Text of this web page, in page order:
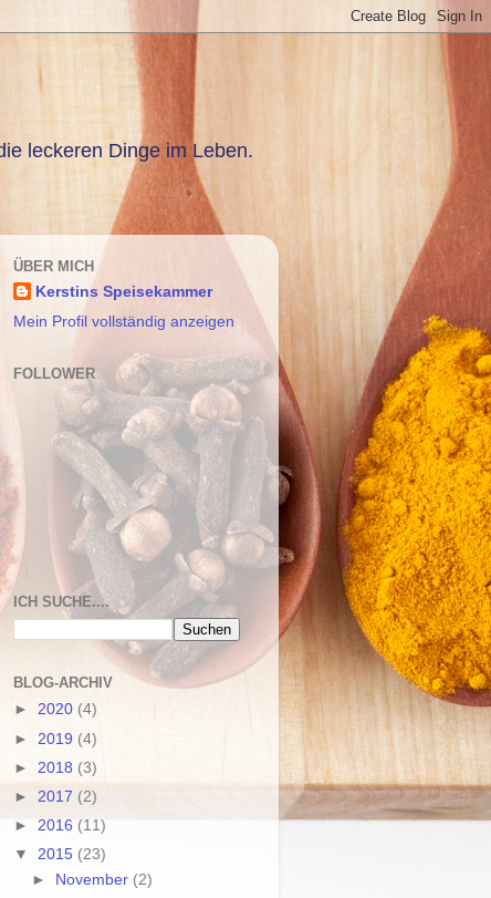
leckeren Dinge im Leben.
ÜBER MICH
Kerstins Speisekammer
Mein Profil vollständig anzeigen
FOLLOWER
ICH SUCHE....
BLOG-ARCHIV
► 2020 (4)
► 2019 (4)
► 2018 (3)
► 2017 (2)
► 2016 (11)
▼ 2015 (23)
►
November (2)